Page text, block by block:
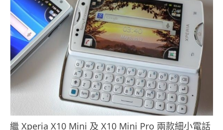
繼 Xperia X10 Mini 及 X10 Mini Pro 兩款細小電話